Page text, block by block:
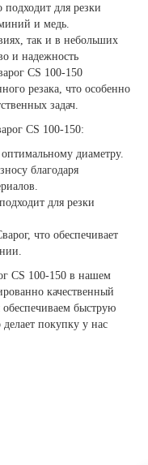
подходит для резки
и медь.
так и в небольших
и надежность
CS 100-150
резака, что особенно
задач.
CS 100-150:
диаметру.
благодаря
для резки
что обеспечивает
CS 100-150 в нашем
качественный
быструю
покупку у нас